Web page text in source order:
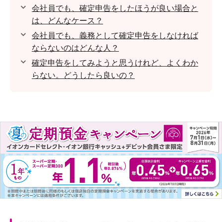
会社員でも、確定申告をしたほうが良い場合と
は、どんなケース？
会社員でも、義務として確定申告をしなければ
ならないのはどんな人？
確定申告をしてみようと思うけれど、よくわか
らない。どうしたら良いの？